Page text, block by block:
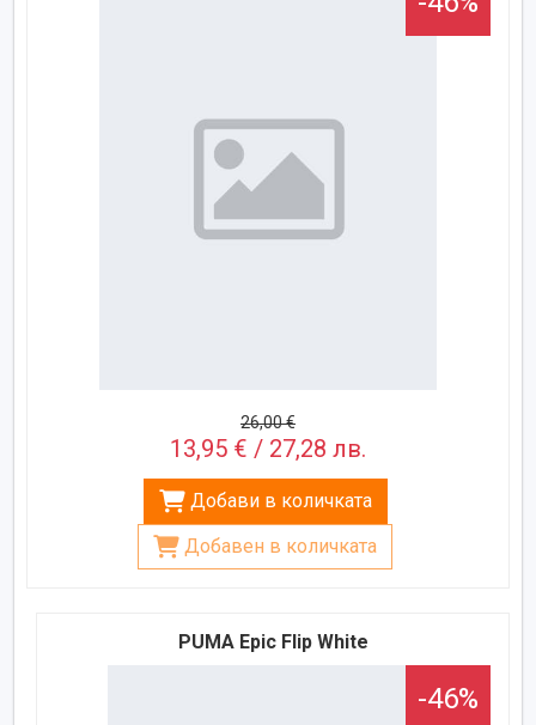
26,00 €
13,95 € / 27,28 лв.
Добави в количката
Добавен в количката
PUMA Epic Flip White
-46%